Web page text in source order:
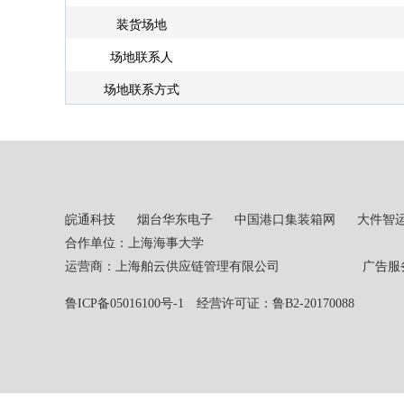
装货场地
场地联系人
场地联系方式
皖通科技 烟台华东电子 中国港口集装箱网
大件智
合作单位：上海海事大学
运营商：上海舶云供应链管理有限公司 广告服务热
鲁ICP备05016100号-1 经营许可证：鲁B2-20170088